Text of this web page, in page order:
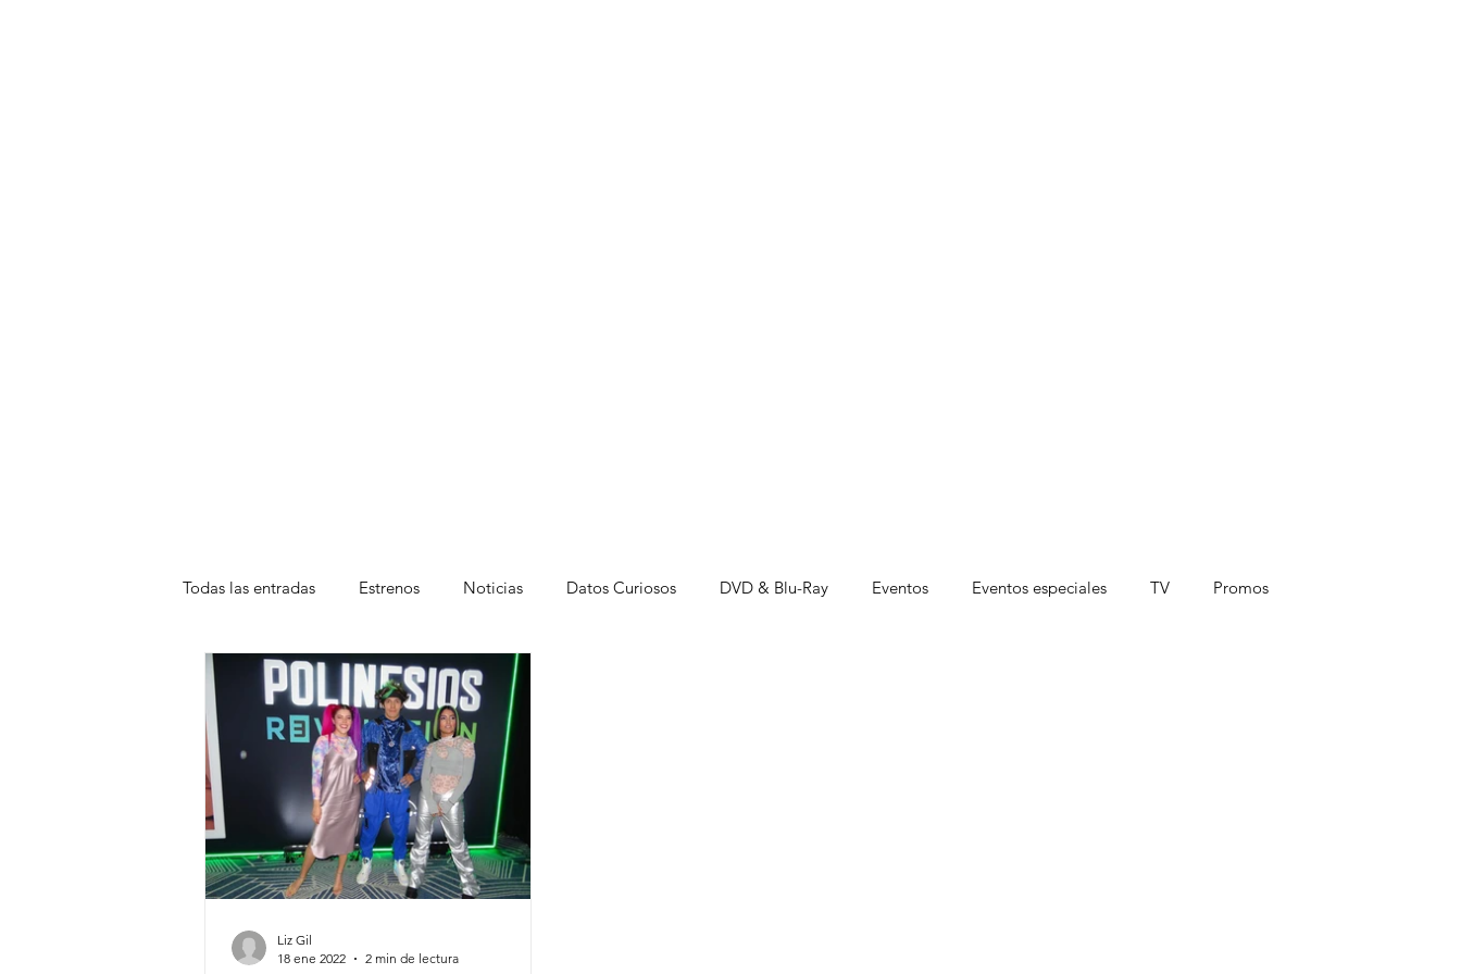
Todas las entradas Estrenos Noticias Datos Curiosos DVD & Blu-Ray Eventos Eventos especiales TV Promos
Teatro Plataformas Entrevistas
Liz Gil
18 ene 2022
2 min de lectura